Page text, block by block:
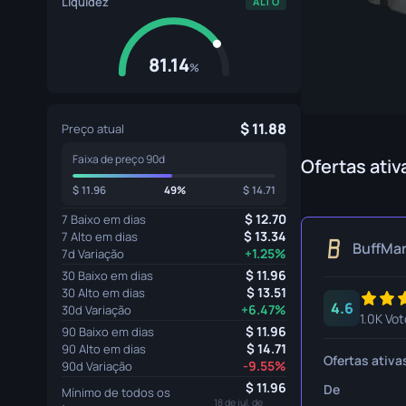
Luvas de Especialista
Luvas Esportivas
Baioneta M9
Faca Nomad
Adagas
81.14%
Preço atual 11.88
Faixa de preço 90d
11.96 49% 14.71
7 Baixo em dias 12.70
7 Alto em dias 13.34
7d Variação +1.25%
30 Baixo em dias 11.96
30 Alto em dias 13.51
30d Variação +6.47%
90 Baixo em dias 11.96
90 Alto em dias 14.71
90d Variação -9.55%
Mínimo de todos os
11.96
18 de jul. de
Ofertas
4.6
1.0K
Ofertas
De